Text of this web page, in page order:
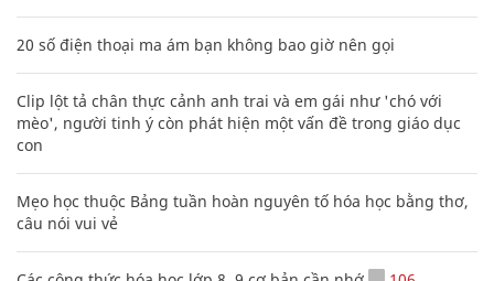
20 số điện thoại ma ám bạn không bao giờ nên gọi
Clip lột tả chân thực cảnh anh trai và em gái như 'chó với
mèo', người tinh ý còn phát hiện một vấn đề trong giáo dục
con
Mẹo học thuộc Bảng tuần hoàn nguyên tố hóa học bằng thơ,
câu nói vui vẻ